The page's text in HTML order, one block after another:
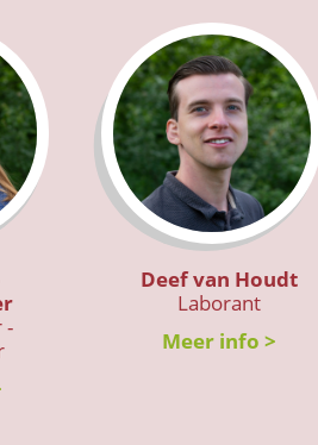
-
Deef van Houdt
Laborant
Meer info >